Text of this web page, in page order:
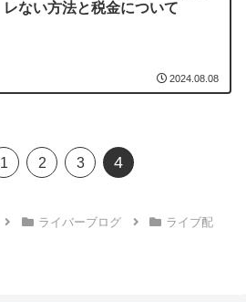
レない方法と税金について
2024.08.08
1 2 3 4
ライバーブログ
ライブ配